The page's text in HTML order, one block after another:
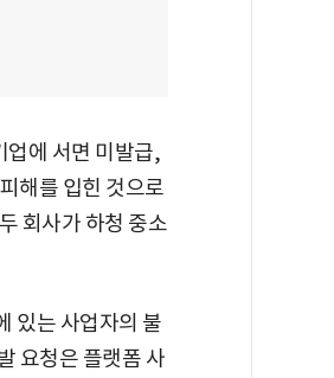
업에 서면 미발급,
해를 입힌 것으로
회사가 하청 중소
있는 사업자의 불
요청은 플랫폼 사